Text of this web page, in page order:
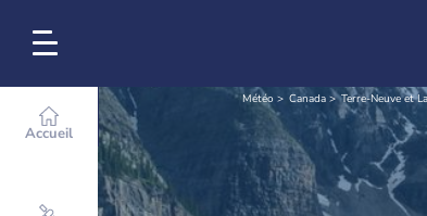
Accueil
Météo Canada Terre-Neuve et